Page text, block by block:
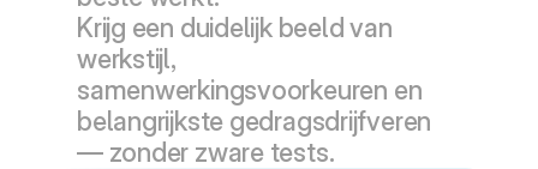
Krijg een duidelijk beeld van
werkstijl,
samenwerkingsvoorkeuren en
belangrijkste gedragsdrijfveren
— zonder zware tests.